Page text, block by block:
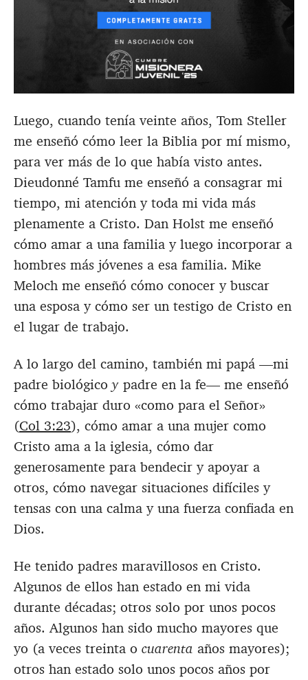
Luego, cuando tenía veinte años, Tom Steller
me enseñó cómo leer la Biblia por mí mismo,
para ver más de lo que había visto antes.
Dieudonné Tamfu me enseñó a consagrar mi
tiempo, mi atención y toda mi vida más
plenamente a Cristo. Dan Holst me enseñó
cómo amar a una familia y luego incorporar a
hombres más jóvenes a esa familia. Mike
Meloch me enseñó cómo conocer y buscar
una esposa y cómo ser un testigo de Cristo en
el lugar de trabajo.
A lo largo del camino, también mi papá —mi
padre biológicoy padre en la fe— me enseñó
cómo trabajar duro «como para el Señor»
(Col 3:23), cómo amar a una mujer como
Cristo ama a la iglesia, cómo dar
generosamente para bendecir y apoyar a
otros, cómo navegar situaciones difíciles y
tensas con una calma y una fuerza confiada en
Dios.
He tenido padres maravillosos en Cristo.
Algunos de ellos han estado en mi vida
durante décadas; otros solo por unos pocos
años. Algunos han sido mucho mayores que
yo (a veces treinta o cuarenta años mayores);
otros han estado solo unos pocos años por